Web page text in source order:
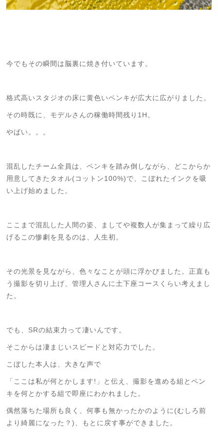
今でもその瞬間は脳裏に焼き付いています。
格式高いスタジオの床に黄色いペンキが広大に広がりました。
その時既に、モデルさんの稼働時間残り1H。
やばい。。。
混乱したチーム全員は、ペンキを踏み倒しながら、どこからか
用意してきたタオル(コットン100%)で、こぼれたインクを吸
い上げ始めました。
ここまで混乱した人間の姿、ましてや複数人が集まって繰り広
げるこの惨劇を見るのは、人生初。
その光景を見ながら、色々なことが頭に浮かびました。正直も
う撮影を切り上げ、管理人さんに土下座コースくらい考えまし
た。
でも、SRの結束力って凄いんです。
そこからは凄まじいスピードと対応力でした。
こぼした本人は、大きな声で
「ここは私が何とかします!」と伝え、撮影を進める組とペン
キを何とかする組で即座にわかれました。
偶然落ちた場所も良く、何事も無かったかのように(むしろ前
より綺麗になった？)、もとに戻す事ができました。